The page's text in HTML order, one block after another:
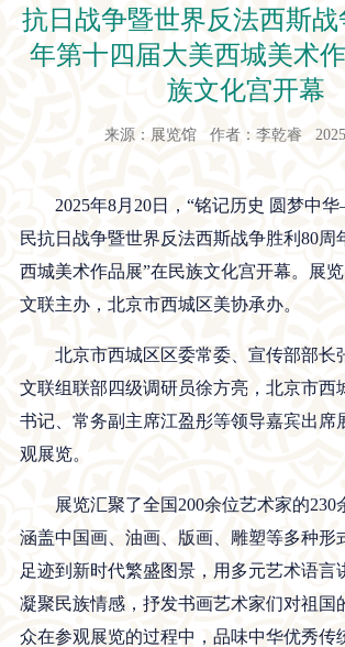
抗日战争暨世界反法西斯战
年第十四届大美西城美术
族文化宫开幕
来源：展览馆 作者：李乾睿
2025年8月20日，“铭记历史 圆梦中
民抗日战争暨世界反法西斯战争胜利80周
西城美术作品展”在民族文化宫开幕。展
文联主办，北京市西城区美协承办。
北京市西城区区委常委、宣传部部长
文联组联部四级调研员徐方亮，北京市西
书记、常务副主席江盈彤等领导嘉宾出席
观展览。
展览汇聚了全国200余位艺术家的230
涵盖中国画、油画、版画、雕塑等多种形
足迹到新时代繁盛图景，用多元艺术语言
凝聚民族情感，抒发书画艺术家们对祖国
众在参观展览的过程中，品味中华优秀传